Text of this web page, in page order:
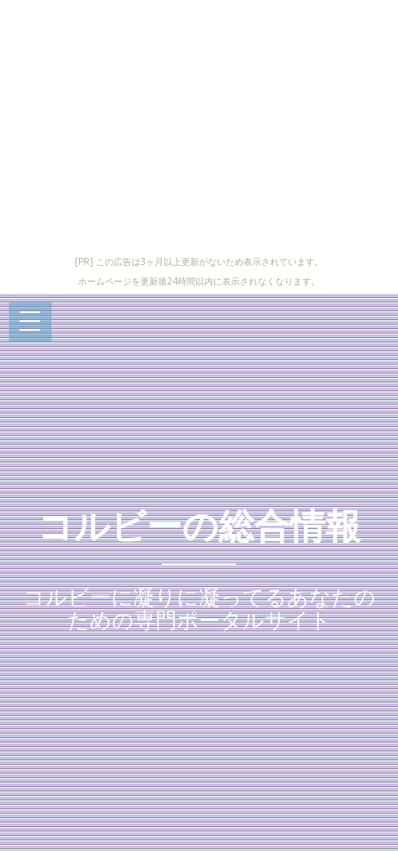
[PR] この広告は3ヶ月以上更新がないため表示されています。
ホームページを更新後24時間以内に表示されなくなります。
コルビーの総合情報
コルビーに凝りに凝ってるあなたの
ための専門ポータルサイト